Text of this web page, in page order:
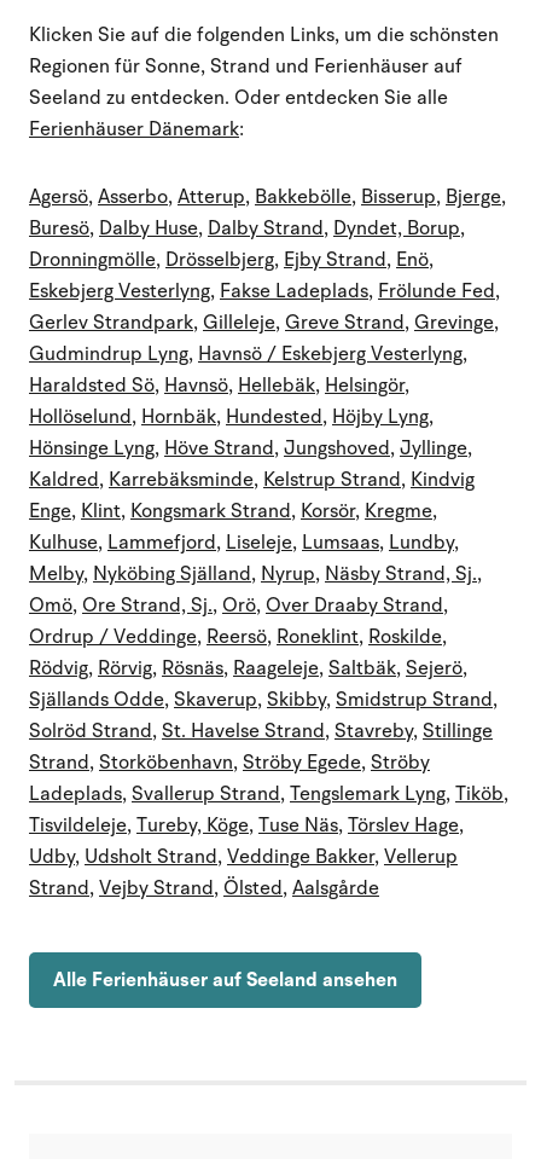
Klicken Sie auf die folgenden Links, um die schönsten
Regionen für Sonne, Strand und Ferienhäuser auf
Seeland zu entdecken. Oder entdecken Sie alle
Ferienhäuser Dänemark:
Agersö,Asserbo,Atterup, Bakkebölle, Bisserup, Bjerge,
Buresö, Dalby Huse, Dalby Strand, Dyndet, Borup,
Dronningmölle, Drösselbjerg, Ejby Strand, Enö,
Eskebjerg Vesterlyng, Fakse Ladeplads, Frölunde Fed,
Gerlev Strandpark, Gilleleje, Greve Strand, Grevinge,
Gudmindrup Lyng, Havnsö / Eskebjerg Vesterlyng,
Haraldsted Sö, Havnsö, Hellebäk, Helsingör,
Hollöselund, Hornbäk, Hundested, Höjby Lyng,
Hönsinge Lyng, Höve Strand,Jungshoved,Jyllinge,
Kaldred, Karrebäksminde, Kelstrup Strand, Kindvig
Enge, Klint, Kongsmark Strand, Korsör, Kregme,
Kulhuse, Lammefjord, Liseleje, Lumsaas, Lundby,
Melby, Nyköbing Själland, Nyrup, Näsby Strand, Sj.,
Omö, Ore Strand, Sj., Orö, Over Draaby Strand,
Ordrup / Veddinge, Reersö, Roneklint, Roskilde,
Rödvig, Rörvig, Rösnäs, Raageleje,Saltbäk,Sejerö,
Själlands Odde,Skaverup,Skibby,Smidstrup Strand,
Solröd Strand,St. Havelse Strand,Stavreby,Stillinge
Strand,Storköbenhavn,Ströby Egede,Ströby
Ladeplads,Svallerup Strand,Tengslemark Lyng,Tiköb,
Tisvildeleje,Tureby, Köge,Tuse Näs,Törslev Hage,
Udby, Udsholt Strand,Veddinge Bakker,Vellerup
Strand,Vejby Strand, Ölsted,Aalsgårde
Alle Ferienhäuser auf Seeland ansehen